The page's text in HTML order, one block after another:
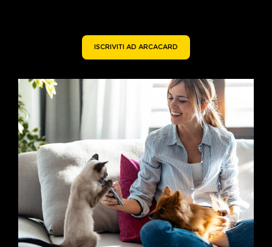
ISCRIVITI AD ARCACARD